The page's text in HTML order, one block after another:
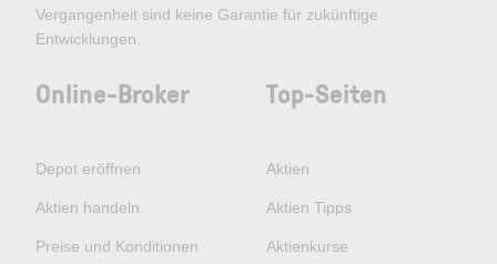
Vergangenheit sind keine Garantie für zukünftige
Entwicklungen.
Online-Broker
Depot eröffnen
Aktien handeln
Preise und Konditionen
Top-Seiten
Aktien
Aktien Tipps
Aktienkurse